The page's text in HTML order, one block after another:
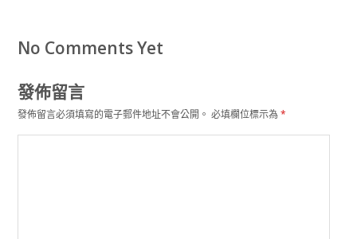
No Comments Yet
發佈留言
發佈留言必須填寫的電子郵件地址不會公開。 必填欄位標示為*